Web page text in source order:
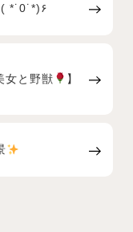
職業体験フェスタ٩( *˙0˙*)۶
女と野獣 】